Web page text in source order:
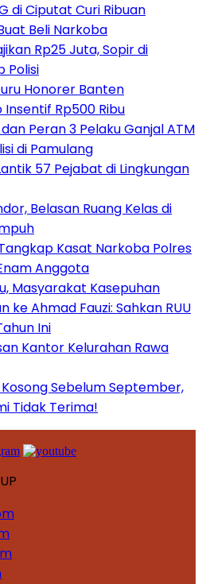
di Ciputat Curi Ribuan
Beli Narkoba
Rp25 Juta, Sopir di
Polisi
Honorer Banten
Rp500 Ribu
Peran 3 Pelaku Ganjal ATM
di Pamulang
57 Pejabat di Lingkungan
Belasan Ruang Kelas di
Kasat Narkoba Polres
Anggota
Masyarakat Kasepuhan
ke Ahmad Fauzi: Sahkan RUU
Ini
Kantor Kelurahan Rawa
Sebelum September,
Tidak Terima!